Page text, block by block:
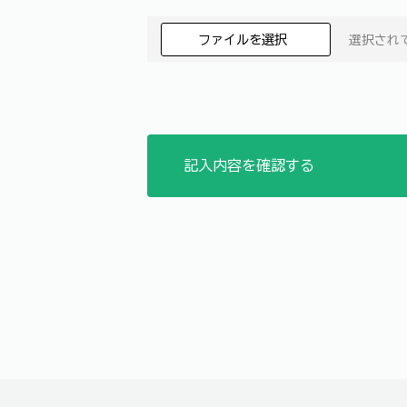
ファイルを選択 選択され